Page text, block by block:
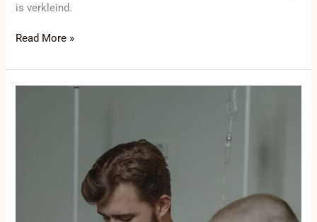
is verkleind.
Read More »